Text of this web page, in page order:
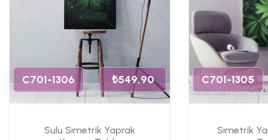
C701-1306 ₺549,90
Sulu Simetrik Yaprak
C701-1305
Simetrik